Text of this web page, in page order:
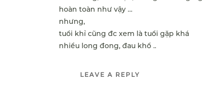
hoàn toàn như vậy …
nhưng,
tuổi khỉ cũng đc xem là tuổi gặp khá
nhiều long đong, đau khổ ..
LEAVE A REPLY